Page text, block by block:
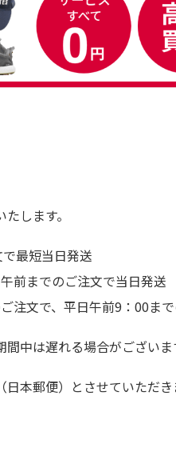
します。
最短当日発送
前までのご注文で当日発送
注文で、平日午前9：00ま
中は遅れる場合がございま
本郵便）とさせていただき